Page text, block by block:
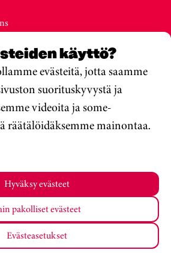
käyttö?
evästeitä, jotta saamme
suorituskyvystä ja
videoita ja some-
räätälöidäksemme mainontaa.
Hyväksy evästeet
pakolliset evästeet
Evästeasetukset
Tietosuojakäytäntö